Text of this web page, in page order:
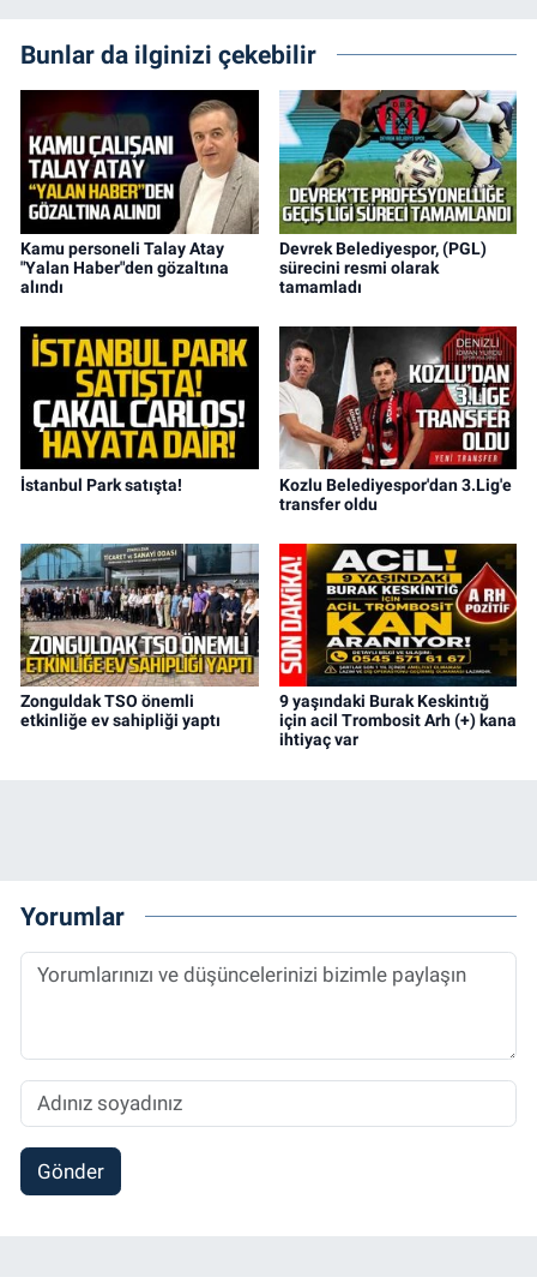
Bunlar da ilginizi çekebilir
Kamu personeli Talay Atay
"Yalan Haber"den gözaltına
alındı
Devrek Belediyespor, (PGL)
sürecini resmi olarak
tamamladı
İstanbul Park satışta!
Kozlu Belediyespor'dan 3.Lig'e
transfer oldu
Zonguldak TSO önemli
etkinliğe ev sahipliği yaptı
9 yaşındaki Burak Keskintığ
için acil Trombosit Arh (+) kana
ihtiyaç var
Yorumlar
Gönder